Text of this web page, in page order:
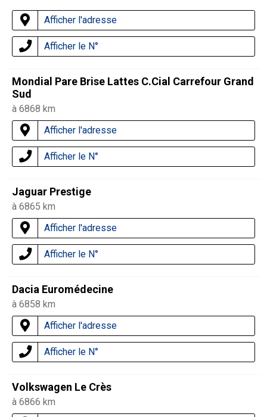
Afficher l'adresse
Afficher le N°
Mondial Pare Brise Lattes C.Cial Carrefour Grand
Sud
à 6868 km
Afficher l'adresse
Afficher le N°
Jaguar Prestige
à 6865 km
Afficher l'adresse
Afficher le N°
Dacia Euromédecine
à 6858 km
Afficher l'adresse
Afficher le N°
Volkswagen Le Crès
à 6866 km